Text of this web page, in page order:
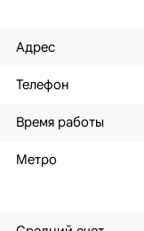
Адрес
Телефон
Время работы
Метро